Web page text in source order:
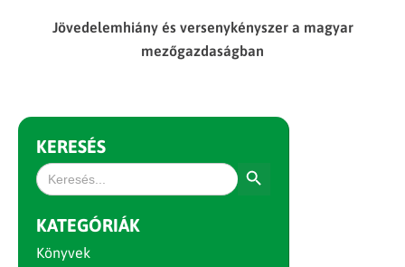
Jövedelemhiány és versenykényszer a magyar
mezőgazdaságban
KERESÉS
Search
for:
KATEGÓRIÁK
Könyvek